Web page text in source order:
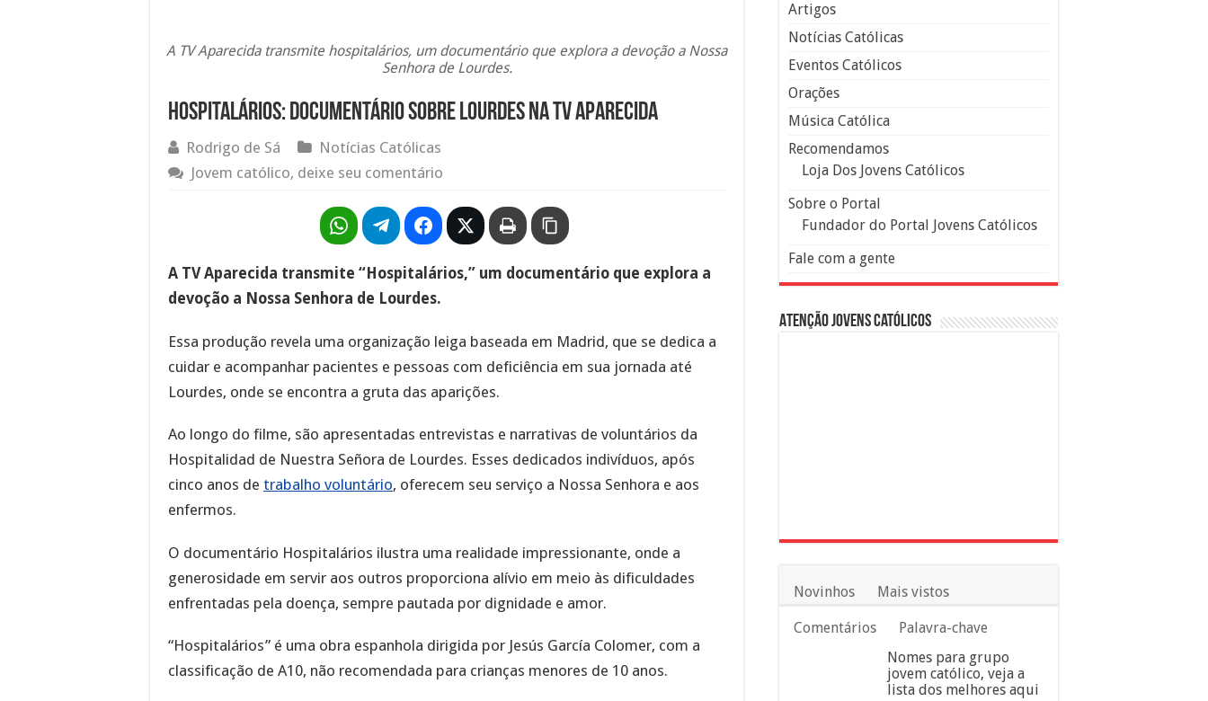
A TV Aparecida transmite hospitalários, um documentário que explora a devoção a Nossa
Senhora de Lourdes.
Hospitalários: documentário sobre Lourdes na TV Aparecida
Rodrigo de Sá
Notícias Católicas
Jovem católico, deixe seu comentário
A TV Aparecida transmite “Hospitalários,” um documentário que explora a
devoção a Nossa Senhora de Lourdes.
Essa produção revela uma organização leiga baseada em Madrid, que se dedica a
cuidar e acompanhar pacientes e pessoas com deficiência em sua jornada até
Lourdes, onde se encontra a gruta das aparições.
Ao longo do filme, são apresentadas entrevistas e narrativas de voluntários da
Hospitalidad de Nuestra Señora de Lourdes. Esses dedicados indivíduos, após
cinco anos de trabalho voluntário, oferecem seu serviço a Nossa Senhora e aos
enfermos.
O documentário Hospitalários ilustra uma realidade impressionante, onde a
generosidade em servir aos outros proporciona alívio em meio às dificuldades
enfrentadas pela doença, sempre pautada por dignidade e amor.
“Hospitalários” é uma obra espanhola dirigida por Jesús García Colomer, com a
classificação de A10, não recomendada para crianças menores de 10 anos.
Artigos
Notícias Católicas
Eventos Católicos
Orações
Música Católica
Recomendamos
Loja Dos Jovens Católicos
Sobre o Portal
Fundador do Portal Jovens Católicos
Fale com a gente
Atenção Jovens Católicos
Novinhos Mais vistos
Comentários
Palavra-chave
Nomes para grupo
jovem católico, veja a
lista dos melhores aqui